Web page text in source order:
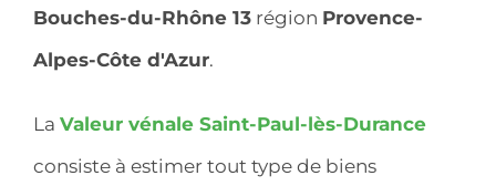
Bouches-du-Rhône 13 région Provence-
Alpes-Côte d'Azur.
La Valeur vénale Saint-Paul-lès-Durance
consiste à estimer tout type de biens